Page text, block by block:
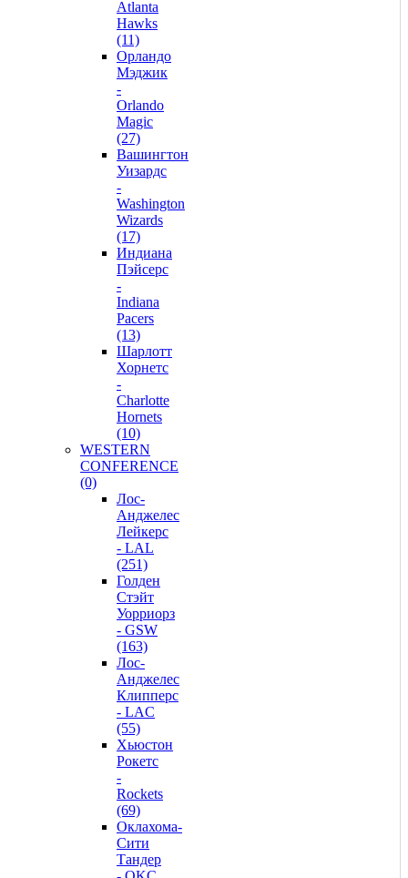
Atlanta
Hawks
(11)
Орландо
Мэджик
-
Orlando
Magic
(27)
Вашингтон
Уизардс
-
Washington
Wizards
(17)
Индиана
Пэйсерс
-
Indiana
Pacers
(13)
Шарлотт
Хорнетс
-
Charlotte
Hornets
(10)
WESTERN
CONFERENCE
(0)
Лос-
Анджелес
Лейкерс
- LAL
(251)
Голден
Стэйт
Уорриорз
- GSW
(163)
Лос-
Анджелес
Клипперс
- LAC
(55)
Хьюстон
Рокетс
-
Rockets
(69)
Оклахома-
Сити
Тандер